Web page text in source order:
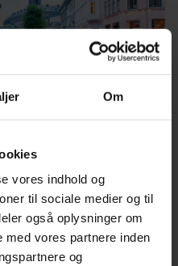
Om
vores indhold og
til sociale medier og til
også oplysninger om
vores partnere inden
og